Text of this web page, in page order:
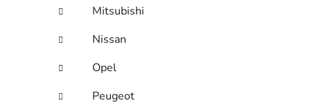
Mitsubishi
Nissan
Opel
Peugeot